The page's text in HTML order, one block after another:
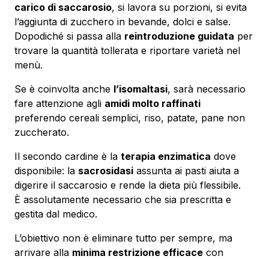
carico di saccarosio, si lavora su porzioni, si evita
l’aggiunta di zucchero in bevande, dolci e salse.
Dopodiché si passa alla reintroduzione guidata per
trovare la quantità tollerata e riportare varietà nel
menù.
Se è coinvolta anche l’isomaltasi, sarà necessario
fare attenzione agli amidi molto raffinati
preferendo cereali semplici, riso, patate, pane non
zuccherato.
Il secondo cardine è la terapia enzimatica dove
disponibile: la sacrosidasi assunta ai pasti aiuta a
digerire il saccarosio e rende la dieta più flessibile.
È assolutamente necessario che sia prescritta e
gestita dal medico.
L’obiettivo non è eliminare tutto per sempre, ma
arrivare alla minima restrizione efficace con